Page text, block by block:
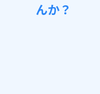
んか？